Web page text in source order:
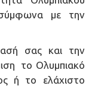
με την
σας και την
το Ολυμπιακό
ή το ελάχιστο